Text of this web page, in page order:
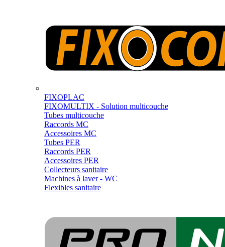
FIXOPLAC
FIXOMULTIX - Solution multicouche
Tubes multicouche
Raccords MC
Accessoires MC
Tubes PER
Raccords PER
Accessoires PER
Collecteurs sanitaire
Machines à laver - WC
Flexibles sanitaire